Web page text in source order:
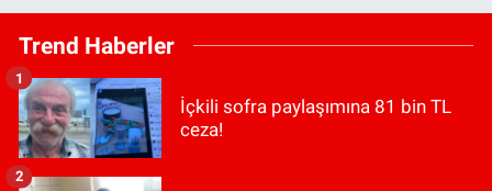
Trend Haberler
İçkili sofra paylaşımına 81 bin TL
ceza!
1
2